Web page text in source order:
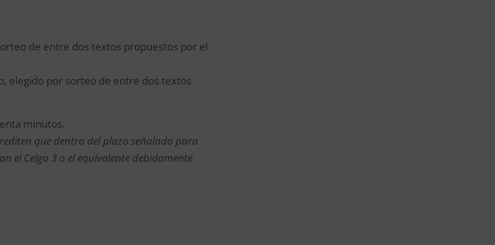
de entre dos textos propuestos por el
elegido por sorteo de entre dos textos
minutos.
que dentro del plazo señalado para
el Celga 3 o el equivalente debidamente